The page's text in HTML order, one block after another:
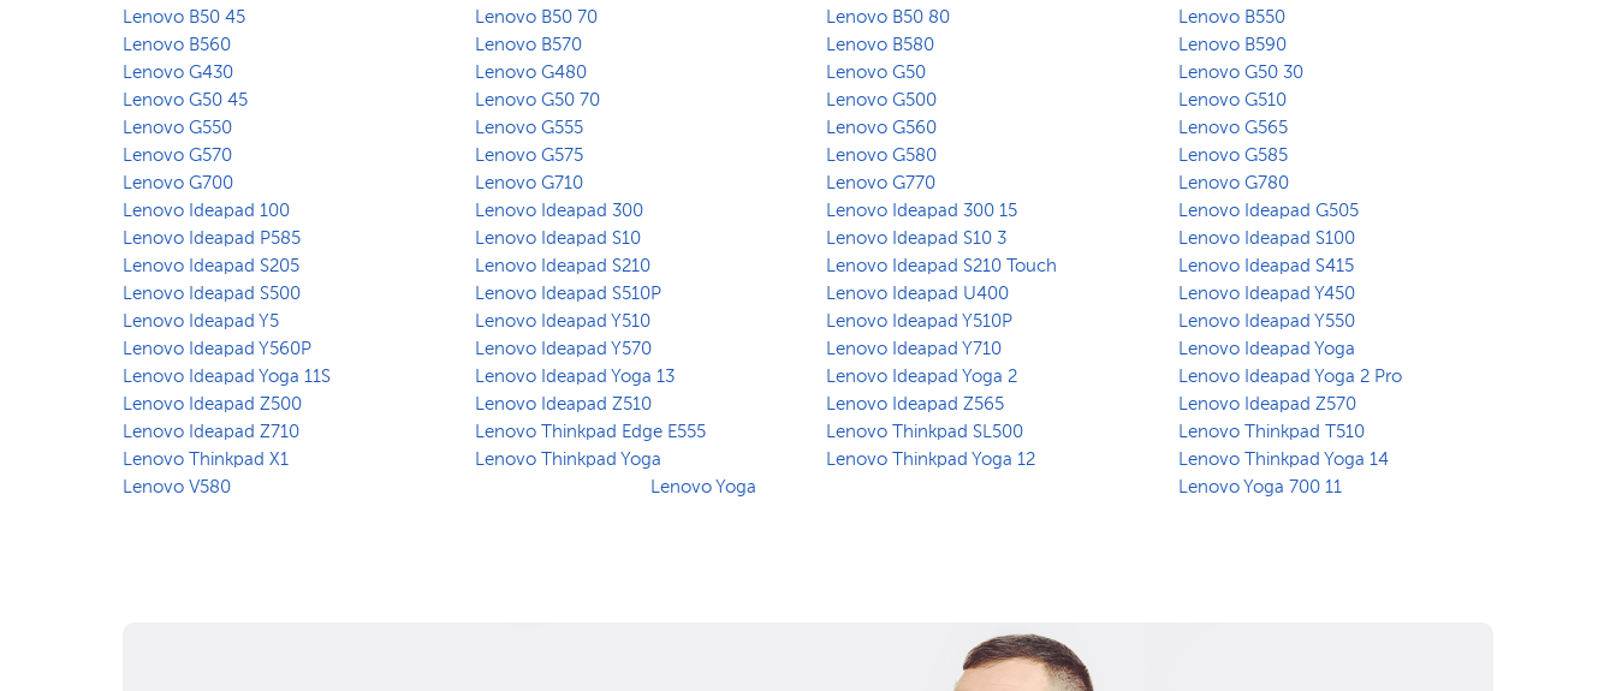
Lenovo B50 45
Lenovo B50 70 Lenovo B50 80
Lenovo B550
Lenovo B560
Lenovo B570 Lenovo B580
Lenovo B590
Lenovo G430
Lenovo G480 Lenovo G50
Lenovo G50 30
Lenovo G50 45
Lenovo G50 70 Lenovo G500
Lenovo G510
Lenovo G550
Lenovo G555 Lenovo G560
Lenovo G565
Lenovo G570
Lenovo G575 Lenovo G580
Lenovo G585
Lenovo G700
Lenovo G710 Lenovo G770
Lenovo G780
Lenovo Ideapad 100
Lenovo Ideapad 300 Lenovo Ideapad 300 15
Lenovo Ideapad G505
Lenovo Ideapad P585
Lenovo Ideapad S10 Lenovo Ideapad S10 3
Lenovo Ideapad S100
Lenovo Ideapad S205
Lenovo Ideapad S210 Lenovo Ideapad S210 Touch
Lenovo Ideapad S415
Lenovo Ideapad S500
Lenovo Ideapad S510P Lenovo Ideapad U400
Lenovo Ideapad Y450
Lenovo Ideapad Y5
Lenovo Ideapad Y510 Lenovo Ideapad Y510P
Lenovo Ideapad Y550
Lenovo Ideapad Y560P
Lenovo Ideapad Y570 Lenovo Ideapad Y710
Lenovo Ideapad Yoga
Lenovo Ideapad Yoga 11S
Lenovo Ideapad Yoga 13 Lenovo Ideapad Yoga 2
Lenovo Ideapad Yoga 2 Pro
Lenovo Ideapad Z500
Lenovo Ideapad Z510 Lenovo Ideapad Z565
Lenovo Ideapad Z570
Lenovo Ideapad Z710
Lenovo Thinkpad Edge E555 Lenovo Thinkpad SL500
Lenovo Thinkpad T510
Lenovo Thinkpad X1
Lenovo Thinkpad Yoga Lenovo Thinkpad Yoga 12
Lenovo Thinkpad Yoga 14
Lenovo V580
Lenovo Yoga Lenovo Yoga 700 11